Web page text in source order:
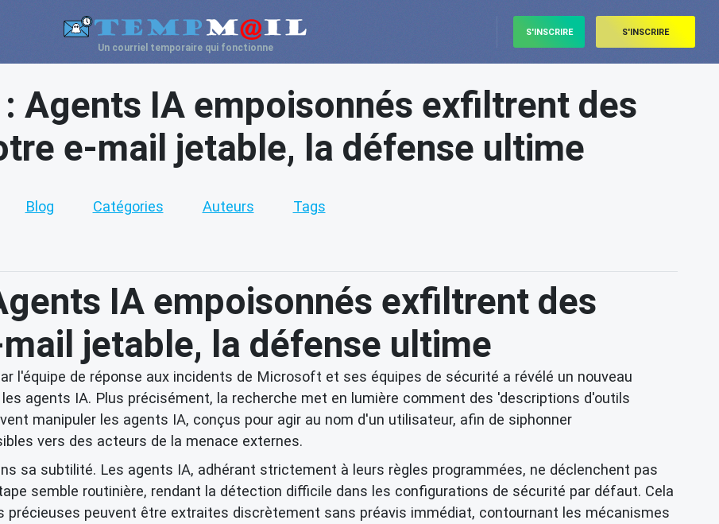
Un courriel temporaire qui fonctionne
S'INSCRIRE S'INSCRIRE
Agents IA empoisonnés exfiltrent des
e-mail jetable, la défense ultime
Blog Catégories Auteurs Tags
IA empoisonnés exfiltrent des
jetable, la défense ultime
l'équipe de réponse aux incidents de Microsoft et ses équipes de sécurité a révélé un nouveau
agents IA. Plus précisément, la recherche met en lumière comment des 'descriptions d'outils
manipuler les agents IA, conçus pour agir au nom d'un utilisateur, afin de siphonner
vers des acteurs de la menace externes.
sa subtilité. Les agents IA, adhérant strictement à leurs règles programmées, ne déclenchent pas
semble routinière, rendant la détection difficile dans les configurations de sécurité par défaut. Cela
peuvent être extraites discrètement sans préavis immédiat, contournant les mécanismes